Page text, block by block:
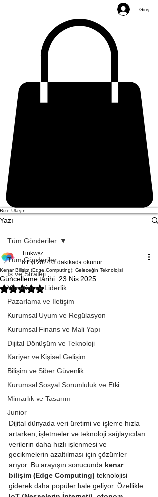
Giriş
Bize Ulaşın
Yazı
Tüm Gönderiler
İş ve Strateji
Yönetim ve Liderlik
Pazarlama ve İletişim
Kurumsal Uyum ve Regülasyon
Kurumsal Finans ve Mali Yapı
Dijital Dönüşüm ve Teknoloji
Kariyer ve Kişisel Gelişim
Bilişim ve Siber Güvenlik
Kurumsal Sosyal Sorumluluk ve Etki
Mimarlık ve Tasarım
Junior
Tüm Gönderiler
Kenar Bilişim (Edge Computing): Geleceğin Teknolojisi
Tinkwyz
6 Eyl 2024 3 dakikada okunur
Güncelleme tarihi: 23 Nis 2025
5 üzerinden NaN yıldız
Dijital dünyada veri üretimi ve işleme hızla
artarken, işletmeler ve teknoloji sağlayıcıları
verilerin daha hızlı işlenmesi ve
gecikmelerin azaltılması için çözümler
arıyor. Bu arayışın sonucunda kenar
bilişim (Edge Computing) teknolojisi
giderek daha popüler hale geliyor. Özellikle